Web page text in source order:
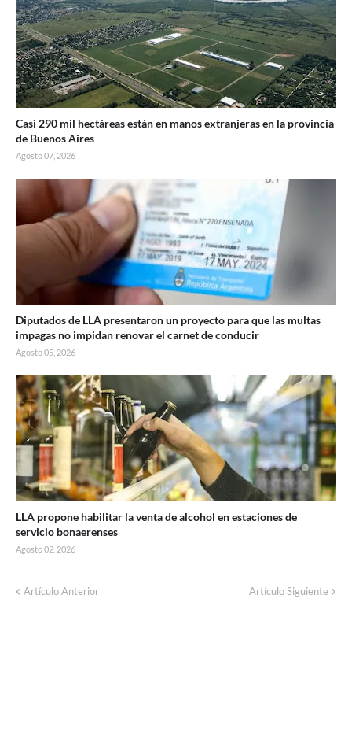
Casi 290 mil hectáreas están en manos extranjeras en la provincia
de Buenos Aires
Agosto 07, 2026
Diputados de LLA presentaron un proyecto para que las multas
impagas no impidan renovar el carnet de conducir
Agosto 05, 2026
LLA propone habilitar la venta de alcohol en estaciones de
servicio bonaerenses
Agosto 02, 2026
Artículo Anterior Artículo Siguiente